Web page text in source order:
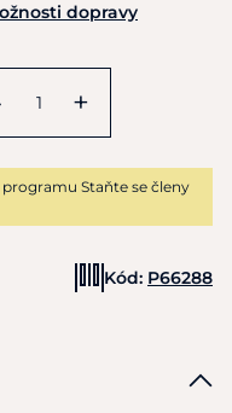
dopravy
+
Staňte se členy
Kód: P66288